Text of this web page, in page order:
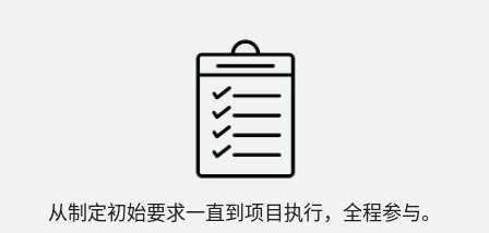
从制定初始要求一直到项目执行，全程参与。